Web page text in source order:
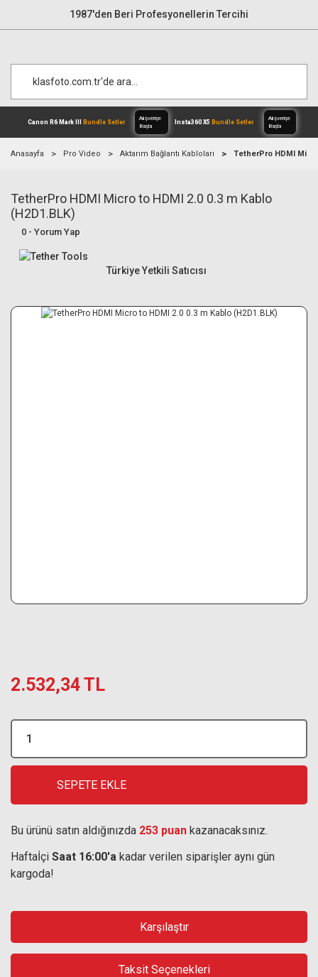
1987'den Beri Profesyonellerin Tercihi
Canon R6 Mark III Bundle Setler
Alışverişe
Anasayfa Pro Video Aktarım Bağlantı Kabloları TetherPro HDMI
TetherPro HDMI Micro to HDMI 2.0 0.3 m Kablo
(H2D1.BLK)
0 - Yorum Yap
Türkiye Yetkili Satıcısı
2.532,34 TL
SEPETE EKLE
Bu ürünü satın aldığınızda 253 puan kazanacaksınız.
Haftaİçi Saat 16:00'a kadar verilen siparişler aynı gün
kargoda!
Karşılaştır
Taksit Seçenekleri